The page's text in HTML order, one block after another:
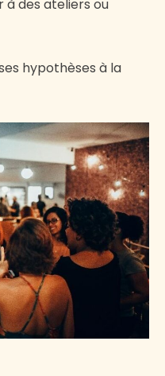
des ateliers ou
hypothèses à la